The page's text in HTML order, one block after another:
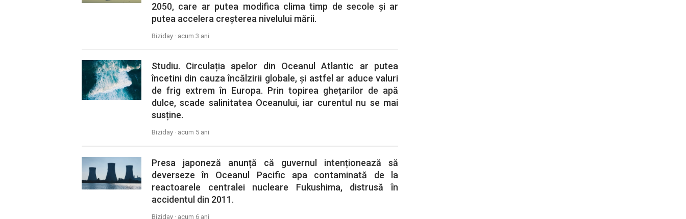
2050, care ar putea modifica clima timp de secole și ar
putea accelera creșterea nivelului mării.
Biziday · acum 3 ani
Studiu. Circulația apelor din Oceanul Atlantic ar putea
încetini din cauza încălzirii globale, și astfel ar aduce valuri
de frig extrem în Europa. Prin topirea ghețarilor de apă
dulce, scade salinitatea Oceanului, iar curentul nu se mai
susține.
Biziday · acum 5 ani
Presa japoneză anunță că guvernul intenționează să
deverseze în Oceanul Pacific apa contaminată de la
reactoarele centralei nucleare Fukushima, distrusă în
accidentul din 2011.
Biziday · acum 6 ani